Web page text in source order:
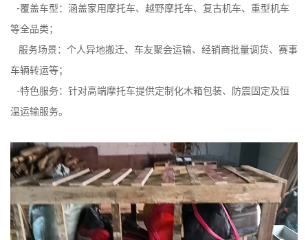
-覆盖车型：涵盖家用摩托车、越野摩托车、复古机车、重型机车
等全品类；
服务场景：个人异地搬迁、车友聚会运输、经销商批量调货、赛事
车辆转运等；
-特色服务：针对高端摩托车提供定制化木箱包装、防震固定及恒
温运输服务。